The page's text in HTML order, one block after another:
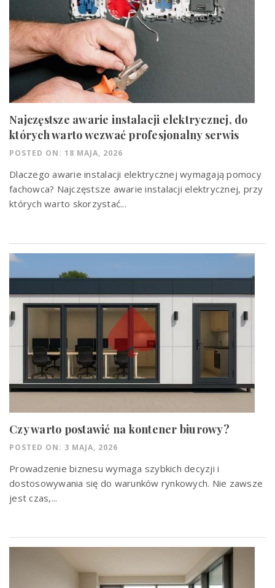
Najczęstsze awarie instalacji elektrycznej, do
których warto wezwać profesjonalny serwis
POSTED ON: 18 MAJA, 2026
Dlaczego awarie instalacji elektrycznej wymagają pomocy
fachowca? Najczęstsze awarie instalacji elektrycznej, przy
których warto skorzystać...
Czy warto postawić na kontener biurowy?
POSTED ON: 3 MAJA, 2026
Prowadzenie biznesu wymaga szybkich decyzji i
dostosowywania się do warunków rynkowych. Nie zawsze
jest czas,...